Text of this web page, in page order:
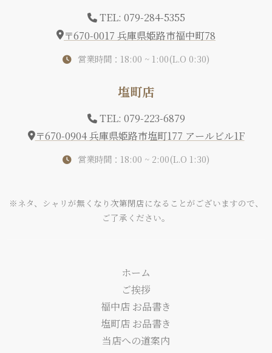
TEL: 079-284-5355
〒670-0017 兵庫県姫路市福中町78
営業時間：18:00 ~ 1:00(L.O 0:30)
塩町店
TEL: 079-223-6879
〒670-0904 兵庫県姫路市塩町177 アールビル1F
営業時間：18:00 ~ 2:00(L.O 1:30)
※ネタ、シャリが無くなり次第閉店になることがございますので、
ご了承ください。
ホーム
ご挨拶
福中店 お品書き
塩町店 お品書き
当店への道案内